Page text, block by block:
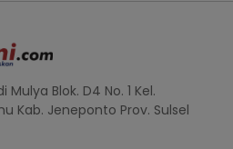
Mulya Blok. D4 No. 1 Kel.
Kab. Jeneponto Prov. Sulsel